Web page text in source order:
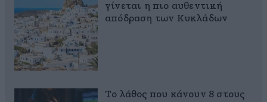
γίνεται η πιο αυθεντική
απόδραση των Κυκλάδων
Το λάθος που κάνουν 8 στους